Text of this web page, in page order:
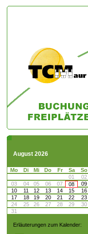
August 2026
Mo Di Mi Do Fr Sa
So
01
02
03
04 05 06 07 08
09
10
11 12 13 14 15
16
17
18 19 20 21 22
23
24
25 26 27 28 29
30
31
Erläuterungen zum Kalender: